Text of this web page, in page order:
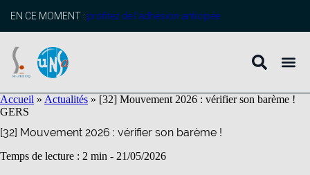
principal
EN CE MOMENT : profitez de l’adhésion anticipée
Accueil » Actualités » [32] Mouvement 2026 : vérifier son barème !
GERS
[32] Mouvement 2026 : vérifier son barème !
Temps de lecture : 2 min - 21/05/2026